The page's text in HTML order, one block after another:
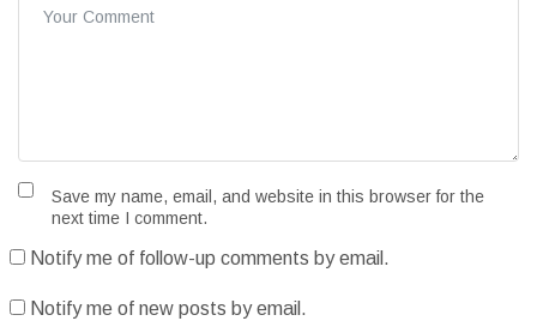
Save my name, email, and website in this browser for the
next time I comment.
Notify me of follow-up comments by email.
Notify me of new posts by email.